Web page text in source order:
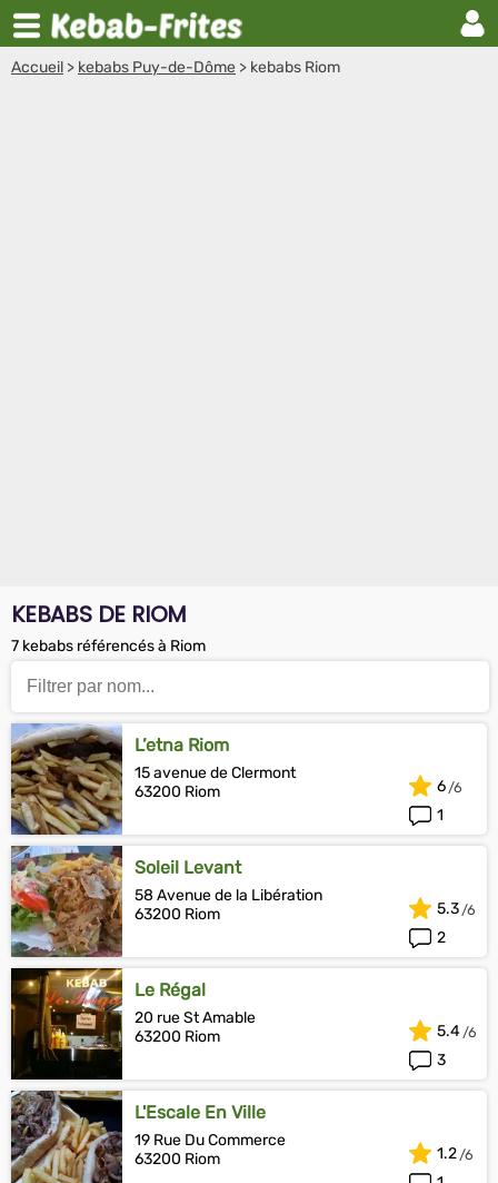
Accueil > kebabs Puy-de-Dôme > kebabs Riom
KEBABS DE RIOM
7 kebabs référencés à Riom
L’etna Riom
15 avenue de Clermont
63200 Riom
1
6
Soleil Levant
58 Avenue de la Libération
63200 Riom
2
5.3
Le Régal
20 rue St Amable
63200 Riom
3
5.4
L'Escale En Ville
19 Rue Du Commerce
63200 Riom
1.2